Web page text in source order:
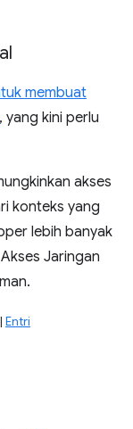
membuat
, yang kini perlu
akses
konteks yang
lebih banyak
Jaringan
| Entri